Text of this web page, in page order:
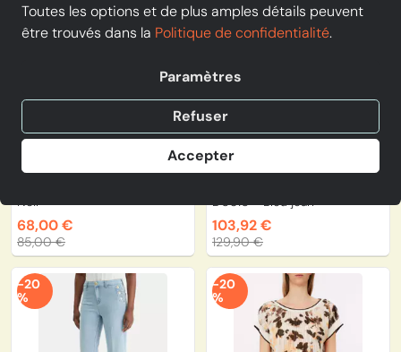
Toutes les options et de plus amples détails peuvent
être trouvés dans la Politique de confidentialité.
Paramètres
Refuser
Accepter
PROMO
Noir
68,00 €
85,00 €
PROMO
Liu Jo
D0310 - Bleu jean
103,92 €
129,90 €
-20
%
-20
%